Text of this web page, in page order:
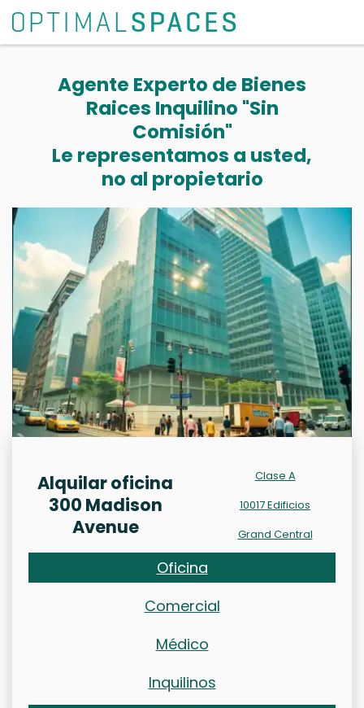
Agente Experto de Bienes
Raices Inquilino "Sin
Comisión"
Le representamos a usted,
no al propietario
Alquilar oficina
300 Madison
Avenue
Clase A
10017 Edificios
Grand Central
Oficina
Comercial
Médico
Inquilinos